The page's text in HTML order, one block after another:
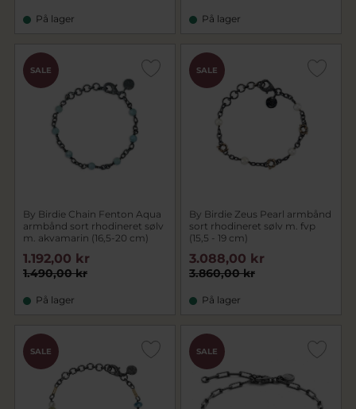
På lager På lager
SALE
By Birdie Chain Fenton Aqua
armbånd sort rhodineret sølv
m. akvamarin (16,5-20 cm)
1.490,00 kr
1.192,00 kr
På lager
SALE
By Birdie Zeus Pearl armbånd
sort rhodineret sølv m. fvp
(15,5 - 19 cm)
3.860,00 kr
3.088,00 kr
På lager
SALE SALE